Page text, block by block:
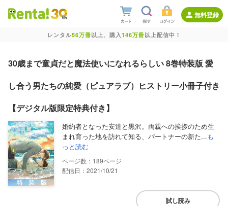
無料登録
レンタル56万冊以上、購入146万冊以上配信中！
30歳まで童貞だと魔法使いになれるらしい 8巻特装版 愛
し合う男たちの純愛（ピュアラブ）ヒストリー小冊子付き
【デジタル版限定特典付き】
婚約者となった安達と黒沢。両親への挨拶のため生
まれ育った地を訪れて知る、パートナーの新た...も
っと読む
189
配信日：2021/10/21
試し読み